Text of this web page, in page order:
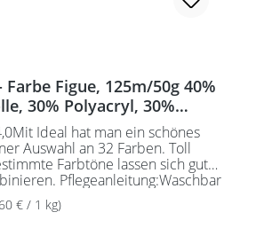
Figue, 125m/50g 40%
30% Polyacryl, 30%
Ideal hat man ein schönes
Auswahl an 32 Farben. Toll
Farbtöne lassen sich gut
Pflegeanleitung:Waschbar
/ Wolle(Wollschleudern /
€ / 1 kg)